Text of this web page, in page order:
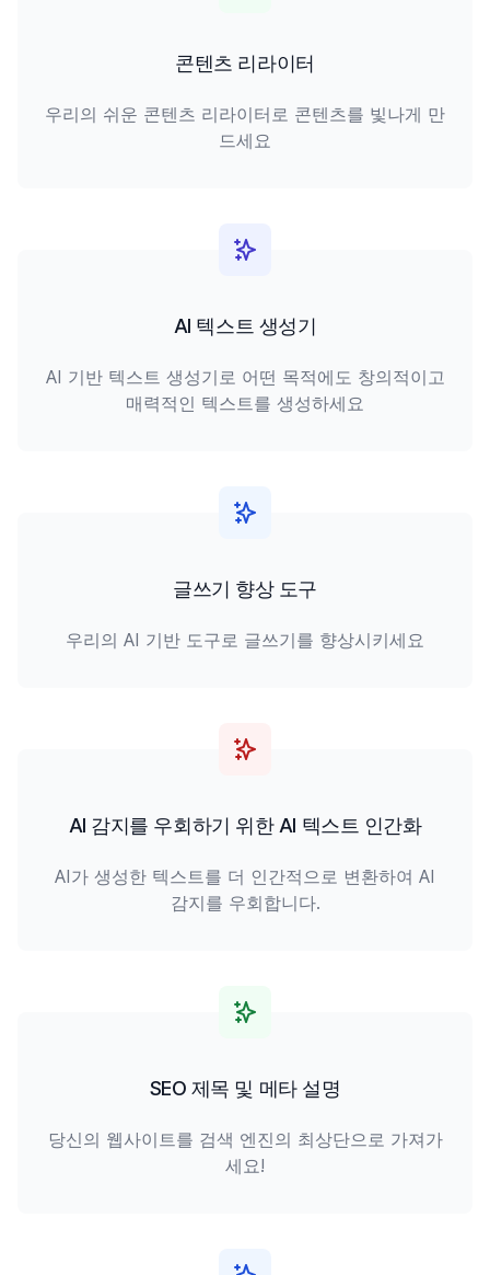
콘텐츠 리라이터
우리의 쉬운 콘텐츠 리라이터로 콘텐츠를 빛나게 만
드세요
AI 텍스트 생성기
AI 기반 텍스트 생성기로 어떤 목적에도 창의적이고
매력적인 텍스트를 생성하세요
글쓰기 향상 도구
우리의 AI 기반 도구로 글쓰기를 향상시키세요
AI 감지를 우회하기 위한 AI 텍스트 인간화
AI가 생성한 텍스트를 더 인간적으로 변환하여 AI
감지를 우회합니다.
SEO 제목 및 메타 설명
당신의 웹사이트를 검색 엔진의 최상단으로 가져가
세요!